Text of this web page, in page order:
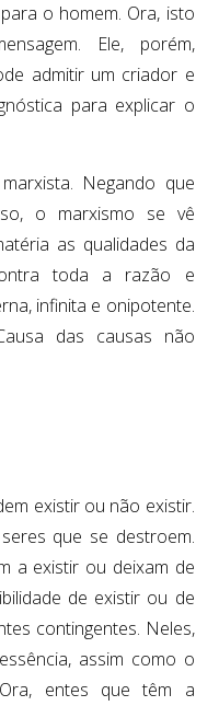
o homem. Ora, isto
Ele, porém,
admitir um criador e
para explicar o
Negando que
o marxismo se vê
as qualidades da
toda a razão e
infinita e onipotente.
das causas não
existir ou não existir.
que se destroem.
a existir ou deixam de
de existir ou de
contingentes. Neles,
assim como o
entes que têm a